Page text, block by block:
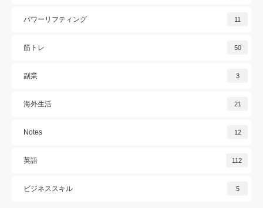
パワーリフティング 11
筋トレ 50
副業 3
海外生活 21
Notes 12
英語 112
ビジネススキル 5